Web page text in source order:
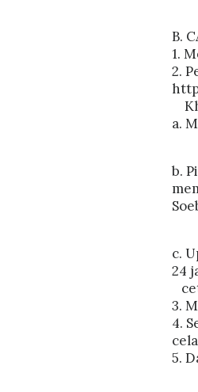
B.
1.
2.
a.
b.
c.
24
3.
4.
5.